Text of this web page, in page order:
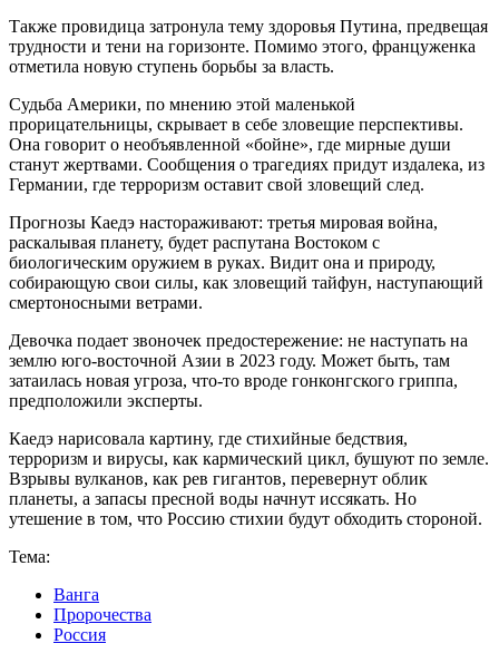
Также провидица затронула тему здоровья Путина, предвещая
трудности и тени на горизонте. Помимо этого, француженка
отметила новую ступень борьбы за власть.
Судьба Америки, по мнению этой маленькой
прорицательницы, скрывает в себе зловещие перспективы.
Она говорит о необъявленной «бойне», где мирные души
станут жертвами. Сообщения о трагедиях придут издалека, из
Германии, где терроризм оставит свой зловещий след.
Прогнозы Каедэ настораживают: третья мировая война,
раскалывая планету, будет распутана Востоком с
биологическим оружием в руках. Видит она и природу,
собирающую свои силы, как зловещий тайфун, наступающий
смертоносными ветрами.
Девочка подает звоночек предостережение: не наступать на
землю юго-восточной Азии в 2023 году. Может быть, там
затаилась новая угроза, что-то вроде гонконгского гриппа,
предположили эксперты.
Каедэ нарисовала картину, где стихийные бедствия,
терроризм и вирусы, как кармический цикл, бушуют по земле.
Взрывы вулканов, как рев гигантов, перевернут облик
планеты, а запасы пресной воды начнут иссякать. Но
утешение в том, что Россию стихии будут обходить стороной.
Тема:
Ванга
Пророчества
Россия